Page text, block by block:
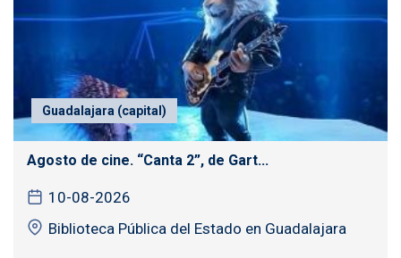
Guadalajara (capital)
Agosto de cine. “Canta 2”, de Gart...
10-08-2026
Biblioteca Pública del Estado en Guadalajara